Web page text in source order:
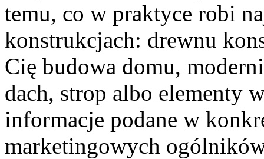
temu, co w praktyce robi
konstrukcjach: drewnu
Cię budowa domu,
dach, strop albo elementy
informacje podane w
marketingowych